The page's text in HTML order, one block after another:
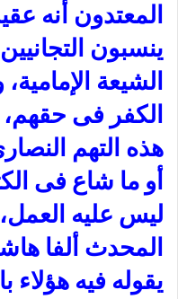
المعتدون أنه
ينسبون
الشيعة
الكفر فى
هذه التهم
أو ما شاع فى
ليس عليه
المحدث ألفا
يقوله فيه هؤلاء